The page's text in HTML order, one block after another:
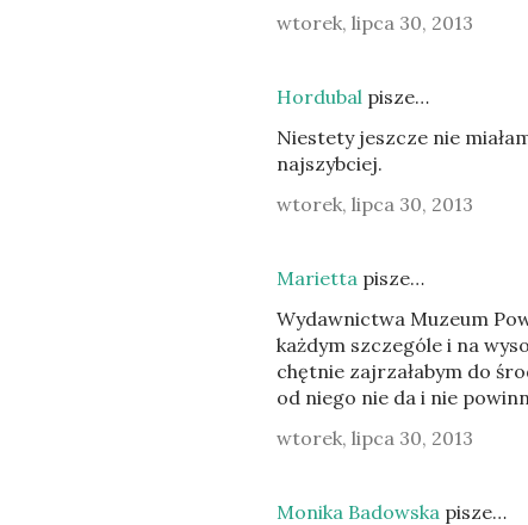
wtorek, lipca 30, 2013
Hordubal pisze…
Niestety jeszcze nie
najszybciej.
wtorek, lipca 30, 2013
Marietta pisze…
Wydawnictwa Muzeum
każdym szczególe i na
chętnie zajrzałabym do
od niego nie da i nie
wtorek, lipca 30, 2013
Monika Badowska pisze…